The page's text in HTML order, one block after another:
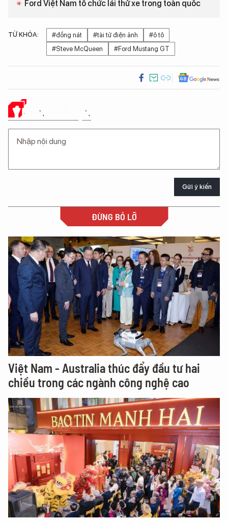
Ford Việt Nam tổ chức lái thử xe trong toàn quốc
TỪ KHÓA: #đồng nát #tài tử điện ảnh
#ô tô
#Steve McQueen
#Ford Mustang GT
Ý KIẾN CỦA BẠN
Gửi ý kiến
ĐỪNG BỎ LỠ
Việt Nam - Australia thúc đẩy đầu tư hai
chiều trong các ngành công nghệ cao